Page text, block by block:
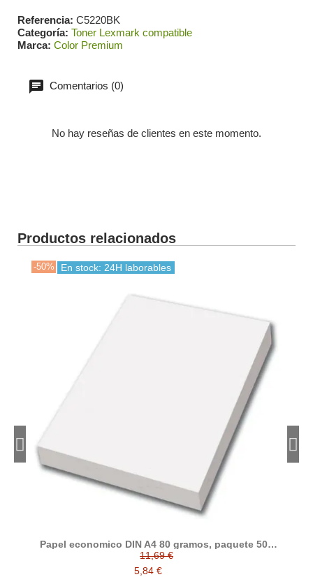
Referencia C5220BK
Categoría Toner Lexmark compatible
Marca Color Premium
Comentarios (0)
No hay reseñas de clientes en este momento.
Productos relacionados
-50% En stock: 24H laborables
Papel economico DIN A4 80 gramos, paquete 500
folios
11,69 €
5,84 €